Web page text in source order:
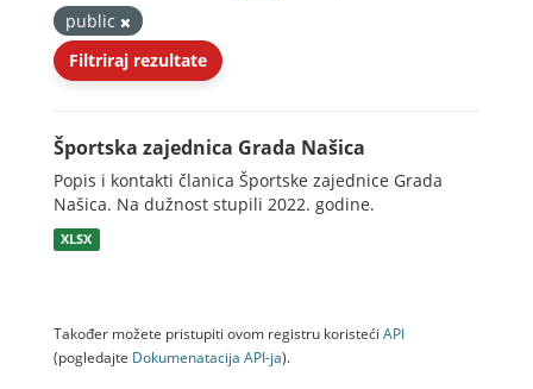
public
Filtriraj rezultate
Športska zajednica Grada Našica
Popis i kontakti članica Športske zajednice Grada
Našica. Na dužnost stupili 2022. godine.
XLSX
Također možete pristupiti ovom registru koristeći API
(pogledajte Dokumenаtаcijа API-jа).